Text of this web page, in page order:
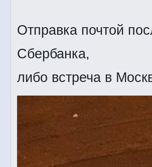
Отправка почтой
Сбербанка,
либо встреча в